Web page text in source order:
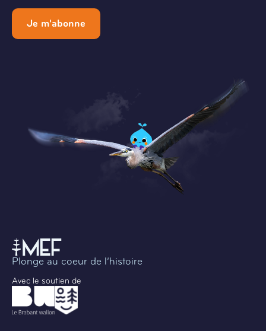
Je m'abonne
Plonge au coeur de l’histoire
Avec le soutien de